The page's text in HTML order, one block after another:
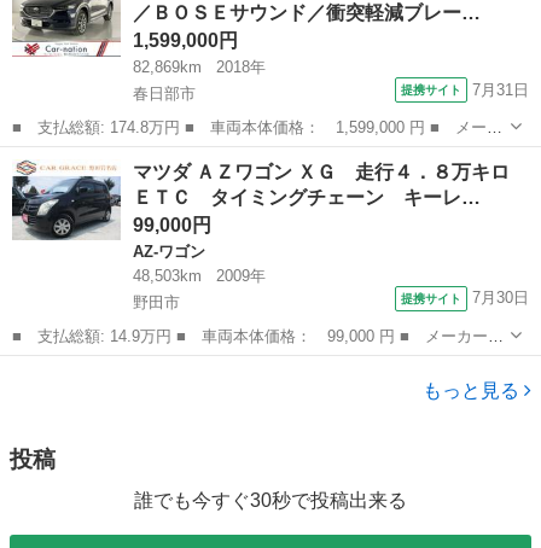
ボのOEM車‼️...
／ＢＯＳＥサウンド／衝突軽減ブレー…
1,599,000円
82,869km
2018年
春日部市
提携サイト 7月31日
■ 支払総額: 174.8万円 ■ 車両本体価格： 1,599,000 円 ■ メーカ
ー名： マツダ ■ 車種名： ＣＸ－８ ■ グレード名： ＸＤ Ｌ
パッケージ 深赤革／ＢＯＳＥサウンド／衝突軽減ブレーキ／追従ク
ルコン／...
埼玉 マツダ
マツダ ＡＺワゴン ＸＧ 走行４．８万キロ
ＥＴＣ タイミングチェーン キーレ…
99,000円
AZ-ワゴン
48,503km
2009年
野田市
提携サイト 7月30日
■ 支払総額: 14.9万円 ■ 車両本体価格： 99,000 円 ■ メーカー
名： マツダ ■ 車種名： ＡＺワゴン ■ グレード名： ＸＧ 走
行４．８万キロ ＥＴＣ タイミングチェーン キーレス 電動格納
もっと見る
投稿
誰でも今すぐ30秒で投稿出来る